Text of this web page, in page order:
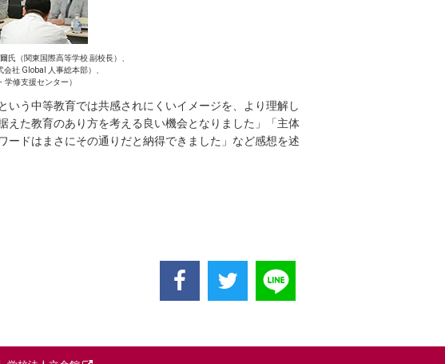
氏（関東国際高等学校 副校長）、
社 Global 人事総本部）、
修支援センター）
う中等教育では共感されにくいイメージを、より理解し
た教育のあり方を考える良い機会となりました」「主体
ドはまさにその通りだと納得できました」など感想を述